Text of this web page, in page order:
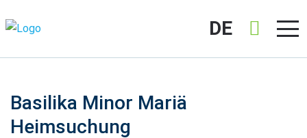
DE
Basilika Minor Mariä
Heimsuchung